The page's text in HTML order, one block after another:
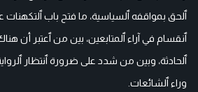
ٱلحق بمواقفه ٱلسياسية، ما فتح باب
ٱنقسام في آراء ٱلمتابعين، بين من ٱعتبر أن
ٱلحادثة، وبين من شدد على ضرورة ٱنتظار
وراء ٱلشائعات.